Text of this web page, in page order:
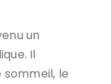
un
Il
le